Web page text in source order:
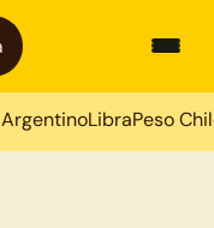
LibraPeso